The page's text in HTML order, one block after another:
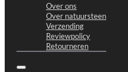
Over ons
Over natuursteen
Verzending
Reviewpolicy
Retourneren